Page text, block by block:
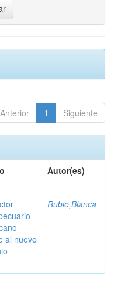
Anterior 1 Siguiente
Autor(es)
al nuevo
Rubio,Blanca